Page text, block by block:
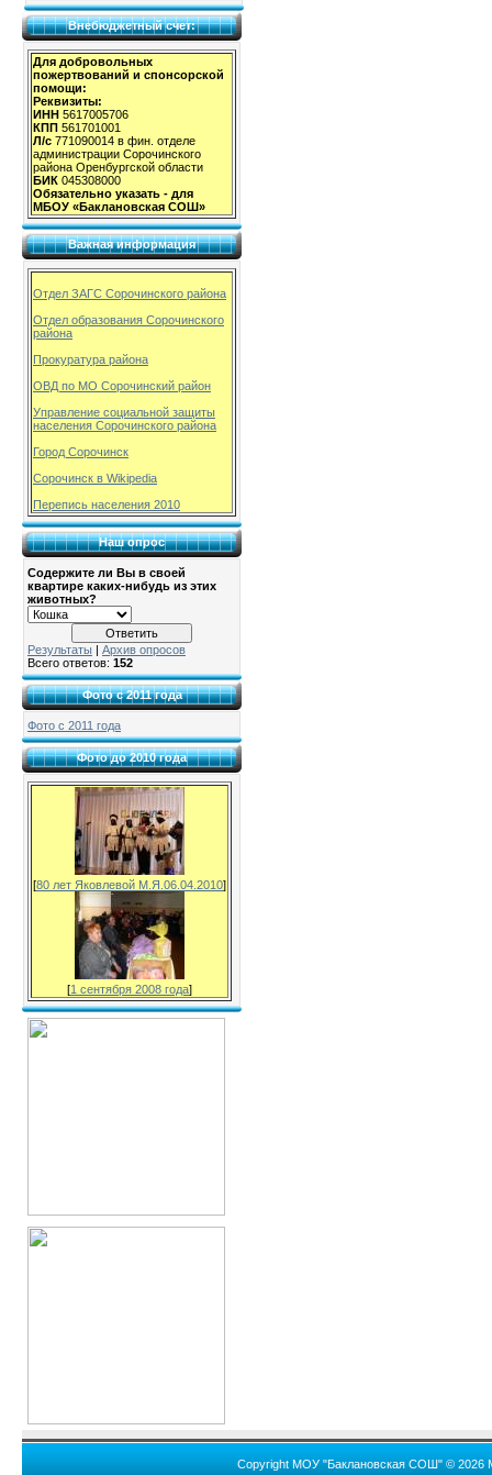
Внебюджетный счет:
Для добровольных
пожертвований и спонсорской
помощи:
Реквизиты:
ИНН 5617005706
КПП 561701001
Л/с 771090014 в фин. отделе
администрации Сорочинского
района Оренбургской области
БИК 045308000
Обязательно указать - для
МБОУ «Баклановская СОШ»
Важная информация
Отдел ЗАГС Сорочинского района
Отдел образования Сорочинского
района
Прокуратура района
ОВД по МО Сорочинский район
Управление социальной защиты
населения Сорочинского района
Город Сорочинск
Сорочинск в Wikipedia
Перепись населения 2010
Наш опрос
Содержите ли Вы в своей
квартире каких-нибудь из этих
животных?
Результаты
Архив опросов
Всего ответов: 152
Фото с 2011 года
Фото с 2011 года
Фото до 2010 года
[80 лет Яковлевой М.Я.06.04.2010]
[1 сентября 2008 года]
Copyright МОУ "Баклановская СОШ" © 2026